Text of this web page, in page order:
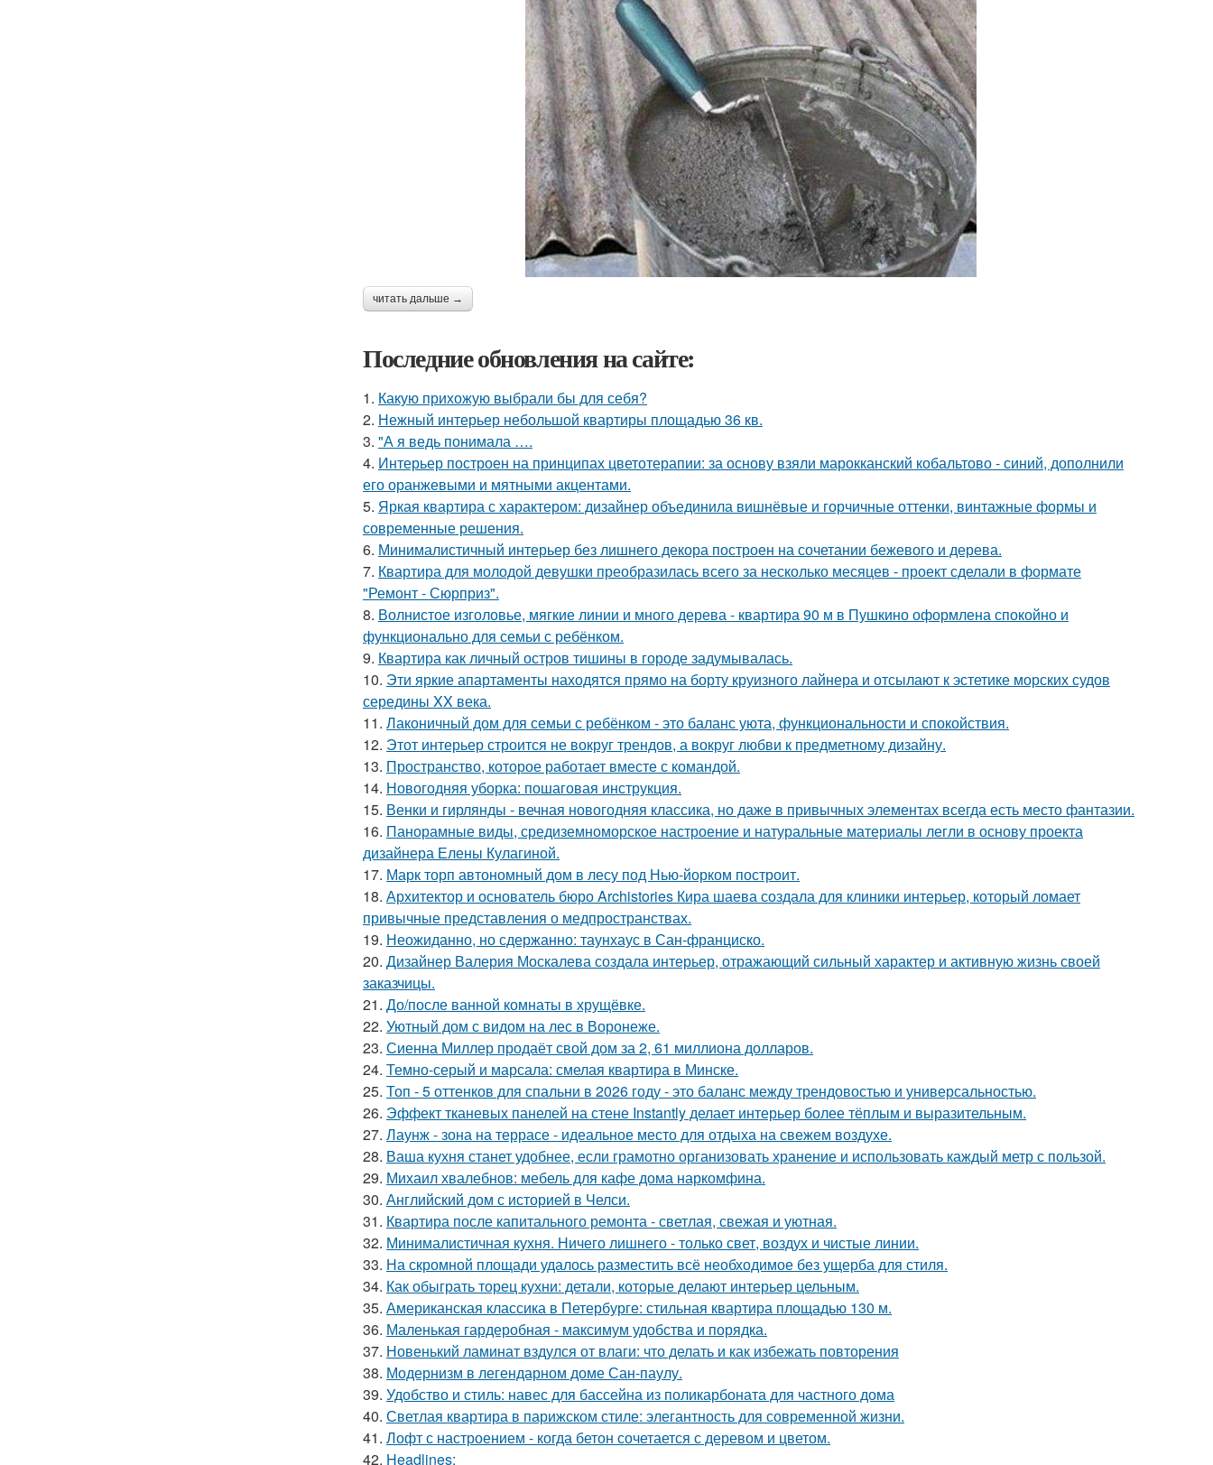
читать дальше →
Последние обновления на сайте:
1. Какую прихожую выбрали бы для себя?
2. Нежный интерьер небольшой квартиры площадью 36 кв.
3. "А я ведь понимала ….
4. Интерьер построен на принципах цветотерапии: за основу взяли марокканский кобальтово - синий, дополнили
его оранжевыми и мятными акцентами.
5. Яркая квартира с характером: дизайнер объединила вишнёвые и горчичные оттенки, винтажные формы и
современные решения.
6. Минималистичный интерьер без лишнего декора построен на сочетании бежевого и дерева.
7. Квартира для молодой девушки преобразилась всего за несколько месяцев - проект сделали в формате
"Ремонт - Сюрприз".
8. Волнистое изголовье, мягкие линии и много дерева - квартира 90 м в Пушкино оформлена спокойно и
функционально для семьи с ребёнком.
9. Квартира как личный остров тишины в городе задумывалась.
10. Эти яркие апартаменты находятся прямо на борту круизного лайнера и отсылают к эстетике морских судов
середины XX века.
11. Лаконичный дом для семьи с ребёнком - это баланс уюта, функциональности и спокойствия.
12. Этот интерьер строится не вокруг трендов, а вокруг любви к предметному дизайну.
13. Пространство, которое работает вместе с командой.
14. Новогодняя уборка: пошаговая инструкция.
15. Венки и гирлянды - вечная новогодняя классика, но даже в привычных элементах всегда есть место фантазии.
16. Панорамные виды, средиземноморское настроение и натуральные материалы легли в основу проекта
дизайнера Елены Кулагиной.
17. Марк торп автономный дом в лесу под Нью-йорком построит.
18. Архитектор и основатель бюро Archistories Кира шаева создала для клиники интерьер, который ломает
привычные представления о медпространствах.
19. Неожиданно, но сдержанно: таунхаус в Сан-франциско.
20. Дизайнер Валерия Москалева создала интерьер, отражающий сильный характер и активную жизнь своей
заказчицы.
21. До/после ванной комнаты в хрущёвке.
22. Уютный дом с видом на лес в Воронеже.
23. Сиенна Миллер продаёт свой дом за 2, 61 миллиона долларов.
24. Темно-серый и марсала: смелая квартира в Минске.
25. Топ - 5 оттенков для спальни в 2026 году - это баланс между трендовостью и универсальностью.
26. Эффект тканевых панелей на стене Instantly делает интерьер более тёплым и выразительным.
27. Лаунж - зона на террасе - идеальное место для отдыха на свежем воздухе.
28. Ваша кухня станет удобнее, если грамотно организовать хранение и использовать каждый метр с пользой.
29. Михаил хвалебнов: мебель для кафе дома наркомфина.
30. Английский дом с историей в Челси.
31. Квартира после капитального ремонта - светлая, свежая и уютная.
32. Минималистичная кухня. Ничего лишнего - только свет, воздух и чистые линии.
33. На скромной площади удалось разместить всё необходимое без ущерба для стиля.
34. Как обыграть торец кухни: детали, которые делают интерьер цельным.
35. Американская классика в Петербурге: стильная квартира площадью 130 м.
36. Маленькая гардеробная - максимум удобства и порядка.
37. Новенький ламинат вздулся от влаги: что делать и как избежать повторения
38. Модернизм в легендарном доме Сан-паулу.
39. Удобство и стиль: навес для бассейна из поликарбоната для частного дома
40. Светлая квартира в парижском стиле: элегантность для современной жизни.
41. Лофт с настроением - когда бетон сочетается с деревом и цветом.
42. Headlines: